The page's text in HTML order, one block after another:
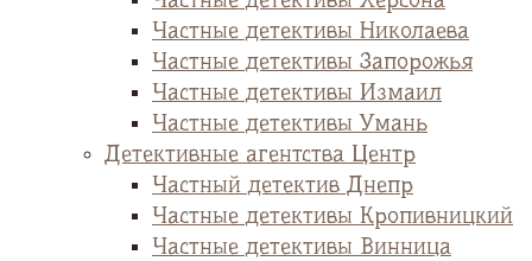
Частные детективы Николаева
Частные детективы Запорожья
Частные детективы Измаил
Частные детективы Умань
Детективные агентства Центр
Частный детектив Днепр
Частные детективы Кропивницкий
Частные детективы Винница